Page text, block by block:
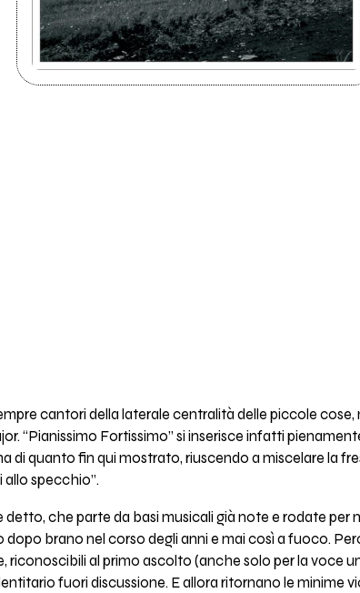
cantori della laterale centralità delle piccole
“Pianissimo Fortissimo” si inserisce infatti
di quanto fin qui mostrato, riuscendo a miscelare la
allo specchio”.
detto, che parte da basi musicali già note e rodate per
brano nel corso degli anni e mai così a fuoco.
riconoscibili al primo ascolto (anche solo per la voce
fuori discussione. E allora ritornano le minime